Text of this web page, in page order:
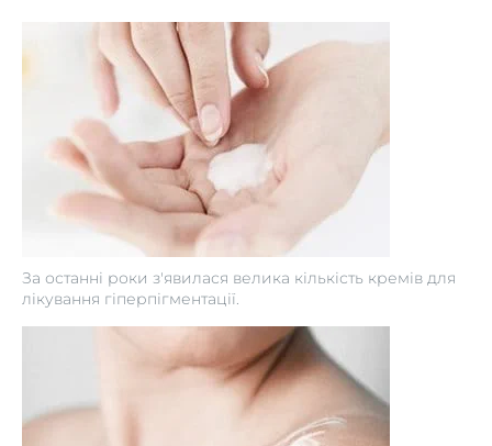
За останні роки з'явилася велика кількість кремів для
лікування гіперпігментації.